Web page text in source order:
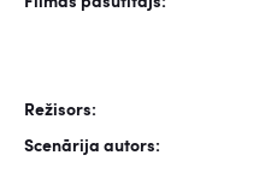
Režisors:
Scenārija autors: